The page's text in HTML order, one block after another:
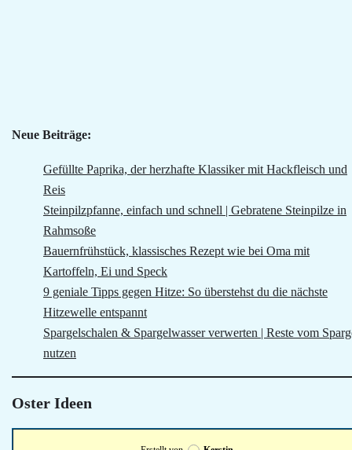
Neue Beiträge:
Gefüllte Paprika, der herzhafte Klassiker mit Hackfleisch und
Reis
Steinpilzpfanne, einfach und schnell | Gebratene Steinpilze in
Rahmsoße
Bauernfrühstück, klassisches Rezept wie bei Oma mit
Kartoffeln, Ei und Speck
9 geniale Tipps gegen Hitze: So überstehst du die nächste
Hitzewelle entspannt
Spargelschalen & Spargelwasser verwerten | Reste vom
nutzen
Oster Ideen